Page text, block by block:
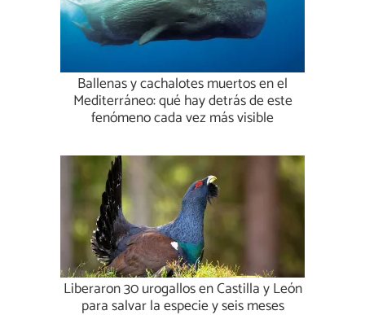
Ballenas y cachalotes muertos en el
Mediterráneo: qué hay detrás de este
fenómeno cada vez más visible
Liberaron 30 urogallos en Castilla y León
para salvar la especie y seis meses